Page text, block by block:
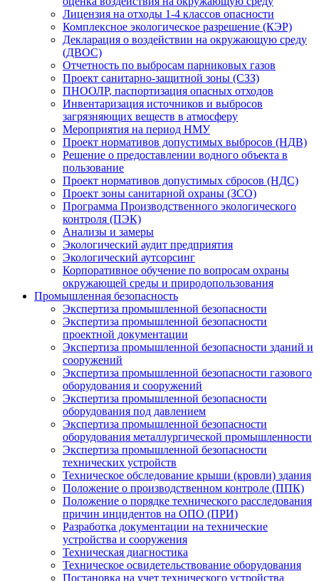
Лицензия на отходы 1-4 классов опасности
Комплексное экологическое разрешение (КЭР)
Декларация о воздействии на окружающую среду
(ДВОС)
Отчетность по выбросам парниковых газов
Проект санитарно-защитной зоны (СЗЗ)
ПНООЛР, паспортизация опасных отходов
Инвентаризация источников и выбросов
загрязняющих веществ в атмосферу
Мероприятия на период НМУ
Проект нормативов допустимых выбросов (НДВ)
Решение о предоставлении водного объекта в
пользование
Проект нормативов допустимых сбросов (НДС)
Проект зоны санитарной охраны (ЗСО)
Программа Производственного экологического
контроля (ПЭК)
Анализы и замеры
Экологический аудит предприятия
Экологический аутсорсинг
Корпоративное обучение по вопросам охраны
окружающей среды и природопользования
Промышленная безопасность
Экспертиза промышленной безопасности
Экспертиза промышленной безопасности
проектной документации
Экспертиза промышленной безопасности зданий и
сооружений
Экспертиза промышленной безопасности газового
оборудования и сооружений
Экспертиза промышленной безопасности
оборудования под давлением
Экспертиза промышленной безопасности
оборудования металлургической промышленности
Экспертиза промышленной безопасности
технических устройств
Техническое обследование крыши (кровли) здания
Положение о производственном контроле (ППК)
Положение о порядке технического расследования
причин инцидентов на ОПО (ПРИ)
Разработка документации на технические
устройства и сооружения
Техническая диагностика
Техническое освидетельствование оборудования
Постановка на учет технического устройства